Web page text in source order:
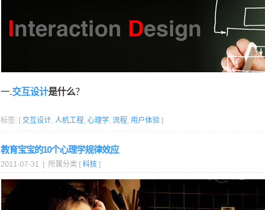
一.交互设计是什么？
标签: [ 交互设计, 人机工程, 心理学, 流程, 用户体验 ]
教育宝宝的10个心理学规律效应
2011-07-31 | 所属分类 [ 科技 ]